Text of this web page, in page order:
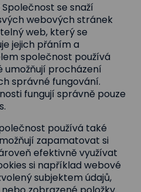
Společnost se snaží
webových stránek
web, který se
jejich přáním a
společnost používá
umožňují procházení
správné fungování.
fungují správně pouze
používá také
zapamatovat si
efektivně využívat
si například webové
subjektem údajů,